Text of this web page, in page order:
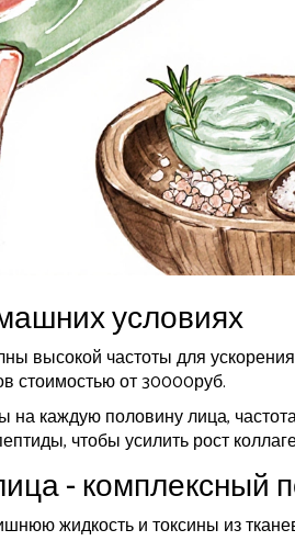
условиях
высокой частоты для
стоимостью от 30000руб.
каждую половину лица,
чтобы усилить рост
- комплексный
жидкость и токсины из